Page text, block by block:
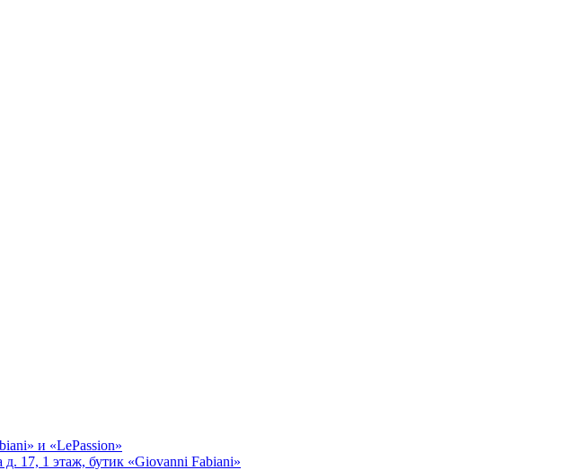
и «LePassion»
17, 1 этаж, бутик «Giovanni Fabiani»